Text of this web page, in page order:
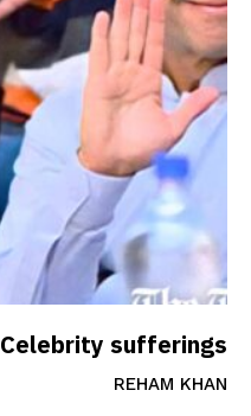
Celebrity sufferings
REHAM KHAN